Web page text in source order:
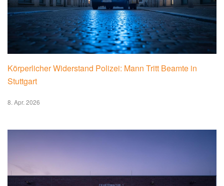
Körperlicher Widerstand Polizei: Mann Tritt Beamte in
Stuttgart
8. Apr. 2026